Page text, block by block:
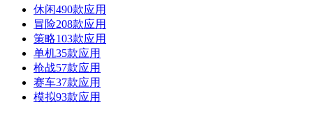
休闲490款应用
冒险208款应用
策略103款应用
单机35款应用
枪战57款应用
赛车37款应用
模拟93款应用